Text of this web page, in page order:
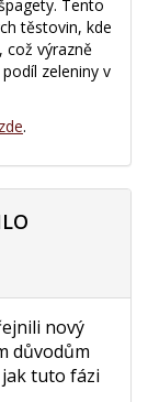
Tento
těstovin, kde
což výrazně
zeleniny v
zde.
nový
důvodům
tuto fázi